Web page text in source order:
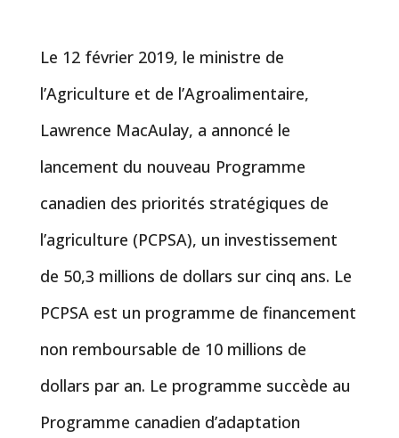
Le 12 février 2019, le ministre de
l’Agriculture et de l’Agroalimentaire,
Lawrence MacAulay, a annoncé le
lancement du nouveau Programme
canadien des priorités stratégiques de
l’agriculture (PCPSA), un investissement
de 50,3 millions de dollars sur cinq ans. Le
PCPSA est un programme de financement
non remboursable de 10 millions de
dollars par an. Le programme succède au
Programme canadien d’adaptation